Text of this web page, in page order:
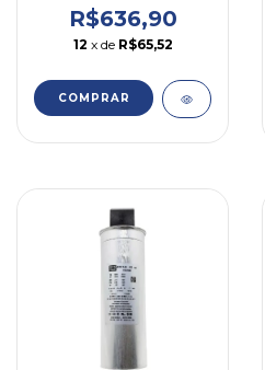
R$636,90
12 x de R$65,52
COMPRAR